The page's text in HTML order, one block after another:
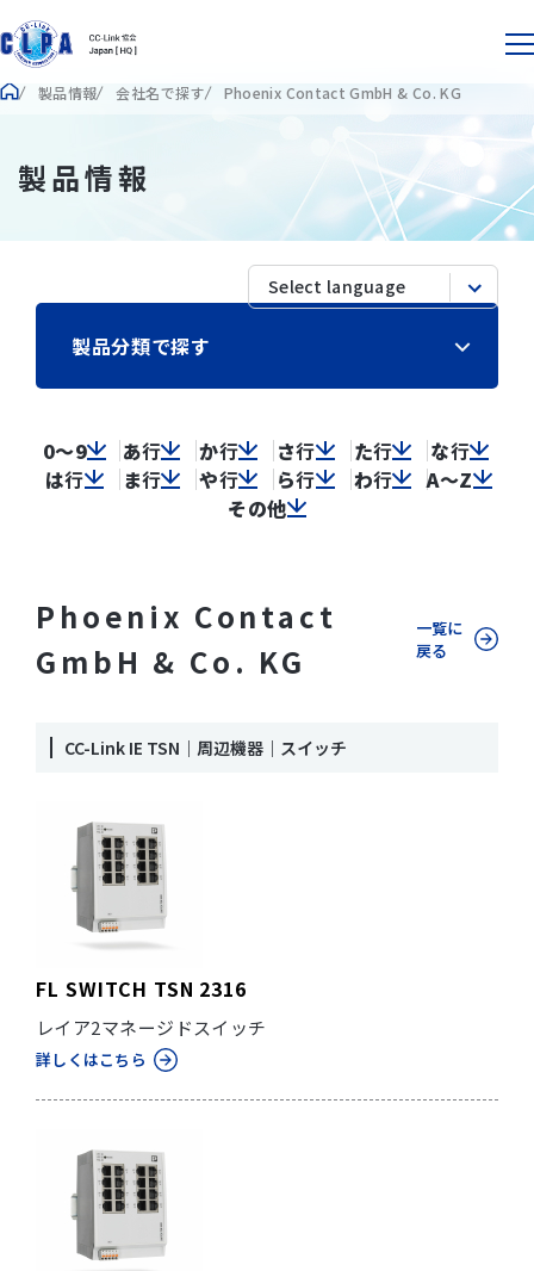
製品情報 会社名で探す Phoenix Contact GmbH & Co. KG
製品情報
製品分類で探す
0～9 あ行 か行 さ行 た行 な行
は行 ま行 や行 ら行 わ行
A～Z
その他
Phoenix Contact
GmbH & Co. KG
一覧に
戻る
CC-Link IE TSN｜周辺機器｜スイッチ
FL SWITCH TSN 2316
レイア2マネージドスイッチ
詳しくはこちら